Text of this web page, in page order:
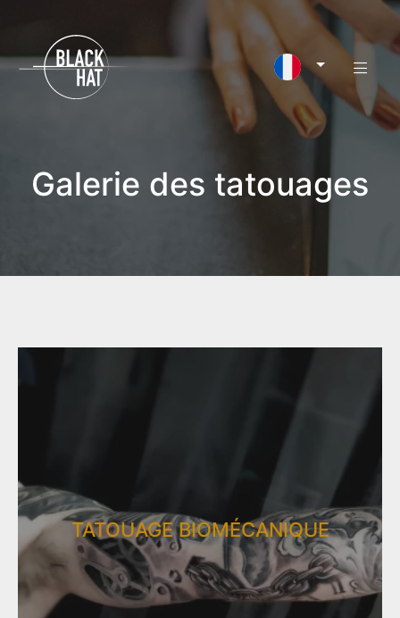
Galerie des tatouages
TATOUAGE BIOMÉCANIQUE